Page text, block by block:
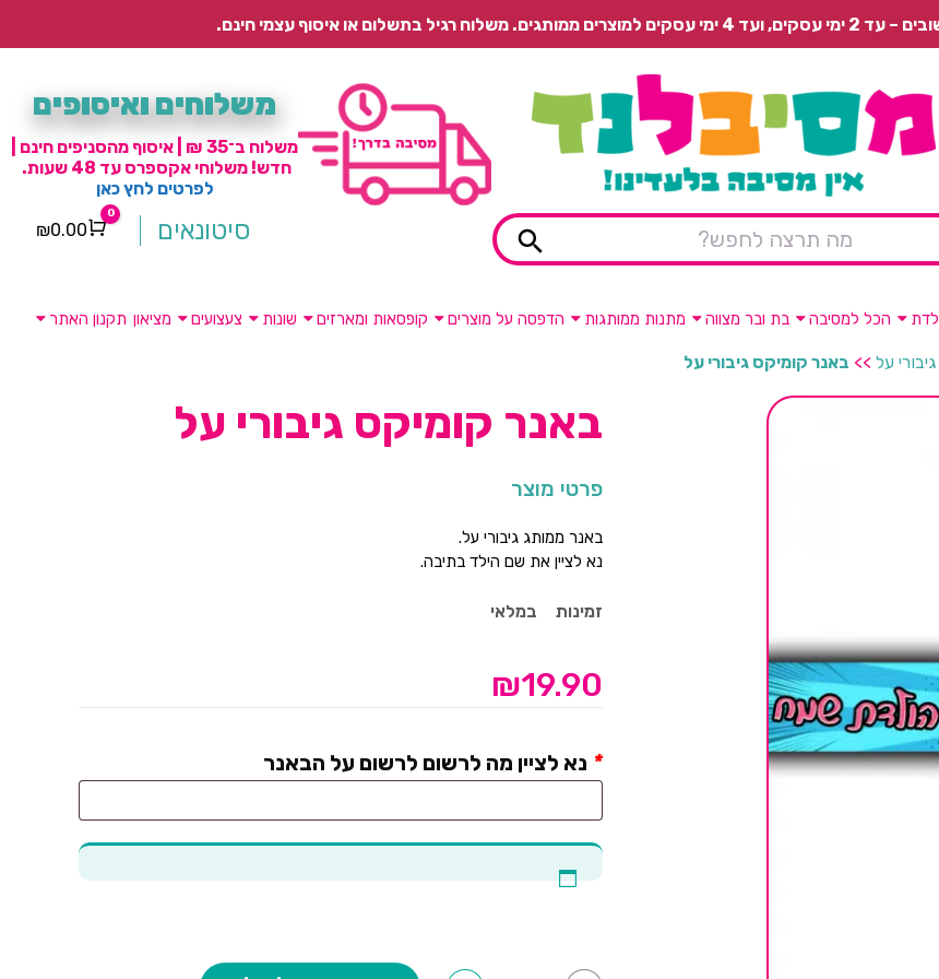
או איסוף עצמי חינם.
משלוחים ואיסופים
משלוח ב־35 ₪ | איסוף מהסניפים חינם |
חדש! משלוחי אקספרס עד 48 שעות.
לפרטים לחץ כאן
סיטונאים Cart
0
₪0.00
הכל למסיבה בת ובר מצווה מתנות ממותגות הדפסה על מוצרים קופסאות ומארזים שונות צעצועים מציאון תקנון האתר
על >> באנר קומיקס גיבורי על
באנר קומיקס גיבורי על
פרטי מוצר
באנר ממותג גיבורי על.
נא לציין את שם הילד בתיבה.
זמינות במלאי
₪19.90
נא לציין מה לרשום לרשום על הבאנר *